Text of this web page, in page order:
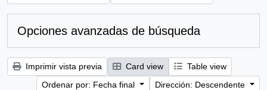
Opciones avanzadas de búsqueda
Imprimir vista previa Card view
Table view
Ordenar por: Fecha final
Dirección: Descendente